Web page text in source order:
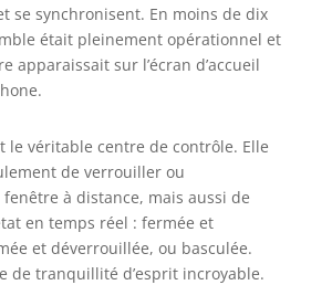
se synchronisent. En moins de dix
était pleinement opérationnel et
apparaissait sur l’écran d’accueil
le véritable centre de contrôle. Elle
de verrouiller ou
à distance, mais aussi de
en temps réel : fermée et
et déverrouillée, ou basculée.
de tranquillité d’esprit incroyable.